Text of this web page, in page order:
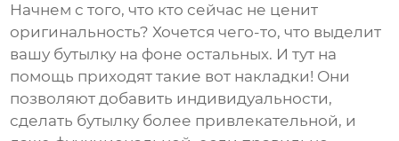
Начнем с того, что кто сейчас не ценит
оригинальность? Хочется чего-то, что выделит
вашу бутылку на фоне остальных. И тут на
помощь приходят такие вот накладки! Они
позволяют добавить индивидуальности,
сделать бутылку более привлекательной, и